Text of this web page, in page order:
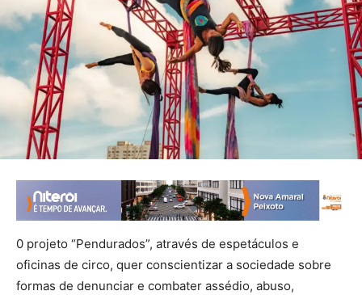
0 projeto “Pendurados”, através de espetáculos e
oficinas de circo, quer conscientizar a sociedade sobre
formas de denunciar e combater assédio, abuso,